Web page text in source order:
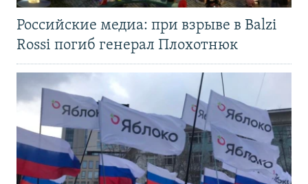
Российские медиа: при взрыве в Balzi
Rossi погиб генерал Плохотнюк